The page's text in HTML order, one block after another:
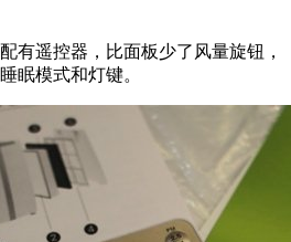
有遥控器，比面板少了风量旋钮，
眠模式和灯键。